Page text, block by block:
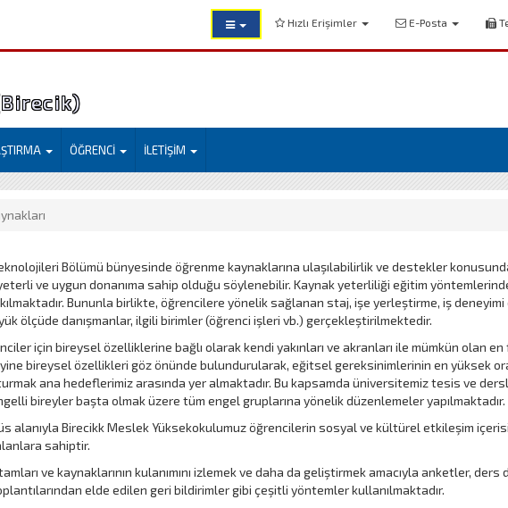
Hızlı Erişimler E-Posta
ÖĞRENCİ İLETİŞİM
Bölümü bünyesinde öğrenme kaynaklarına ulaşılabilirlik ve destekler
ve uygun donanıma sahip olduğu söylenebilir. Kaynak yeterliliği eğitim
Bununla birlikte, öğrencilere yönelik sağlanan staj, işe yerleştirme, iş deneyimi
ölçüde danışmanlar, ilgili birimler (öğrenci işleri vb.) gerçekleştirilmektedir.
için bireysel özelliklerine bağlı olarak kendi yakınları ve akranları ile mümkün olan
bireysel özellikleri göz önünde bulundurularak, eğitsel gereksinimlerinin en yüksek
ana hedeflerimiz arasında yer almaktadır. Bu kapsamda üniversitemiz tesis ve
bireyler başta olmak üzere tüm engel gruplarına yönelik düzenlemeler yapılmaktadır.
alanıyla Birecikk Meslek Yüksekokulumuz öğrencilerin sosyal ve kültürel etkileşim
sahiptir.
ve kaynaklarının kulanımını izlemek ve daha da geliştirmek amacıyla anketler,
elde edilen geri bildirimler gibi çeşitli yöntemler kullanılmaktadır.